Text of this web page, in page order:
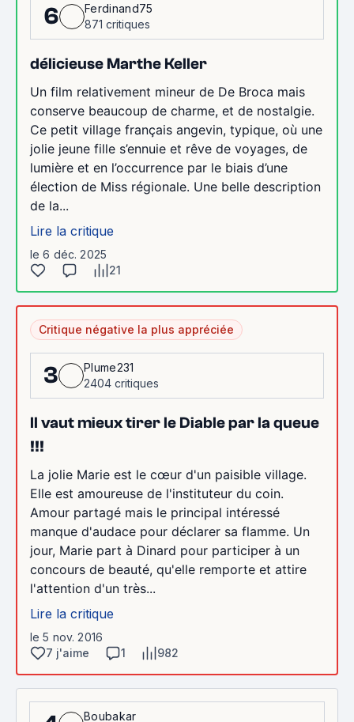
6
Ferdinand75
871 critiques
délicieuse Marthe Keller
Un film relativement mineur de De Broca mais
conserve beaucoup de charme, et de nostalgie.
Ce petit village français angevin, typique, où une
jolie jeune fille s’ennuie et rêve de voyages, de
lumière et en l’occurrence par le biais d’une
élection de Miss régionale. Une belle description
de la...
Lire la critique
le 6 déc. 2025
21
Critique négative la plus appréciée
3
Plume231
2404 critiques
Il vaut mieux tirer le Diable par la queue
!!!
La jolie Marie est le cœur d'un paisible village.
Elle est amoureuse de l'instituteur du coin.
Amour partagé mais le principal intéressé
manque d'audace pour déclarer sa flamme. Un
jour, Marie part à Dinard pour participer à un
concours de beauté, qu'elle remporte et attire
l'attention d'un très...
Lire la critique
le 5 nov. 2016
7 j'aime
1 982
Boubakar